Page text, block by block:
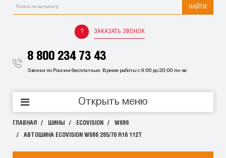
НАЙТИ
ЗАКАЗАТЬ ЗВОНОК
8 800 234 73 43
Звонки по России бесплатные. Время работы с 9:00 до 20:00 пн-вс
Открыть меню
ГЛАВНАЯ ШИНЫ ECOVISION W686
АВТОШИНА ECOVISION W686 265/70 R16 112T